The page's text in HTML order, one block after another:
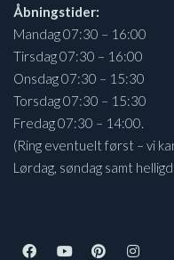
Åbningstider:
Mandag 07:30 – 16:00
Tirsdag 07:30 – 16:00
Onsdag 07:30 – 15:30
Torsdag 07:30 – 15:30
Fredag 07:30 – 14:00.
(Ring eventuelt først – vi
Lørdag, søndag samt